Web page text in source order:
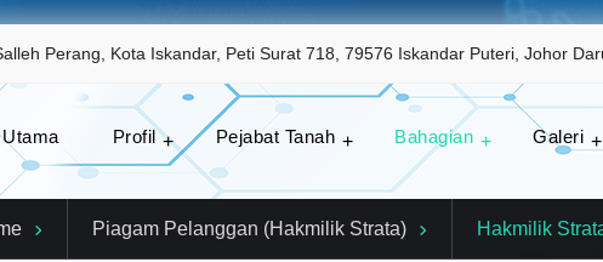
Perang, Kota Iskandar, Peti Surat 718, 79576 Iskandar Puteri, Johor
hak milik, cukai tanah, serta panduan untuk orang
Profil Pejabat Tanah Bahagian Galeri
Piagam Pelanggan (Hakmilik Strata) Hakmilik